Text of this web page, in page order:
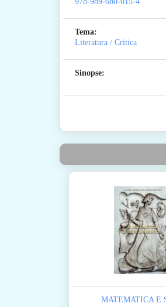
Tema:
Literatura / Critica
Sinopse:
MATEMATICA E